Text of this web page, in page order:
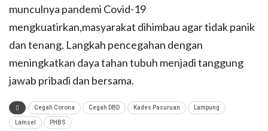
munculnya pandemi Covid-19
mengkuatirkan,masyarakat dihimbau agar tidak panik
dan tenang. Langkah pencegahan dengan
meningkatkan daya tahan tubuh menjadi tanggung
jawab pribadi dan bersama.
Cegah Corona Cegah DBD Kades Pasuruan Lampung
Lamsel PHBS